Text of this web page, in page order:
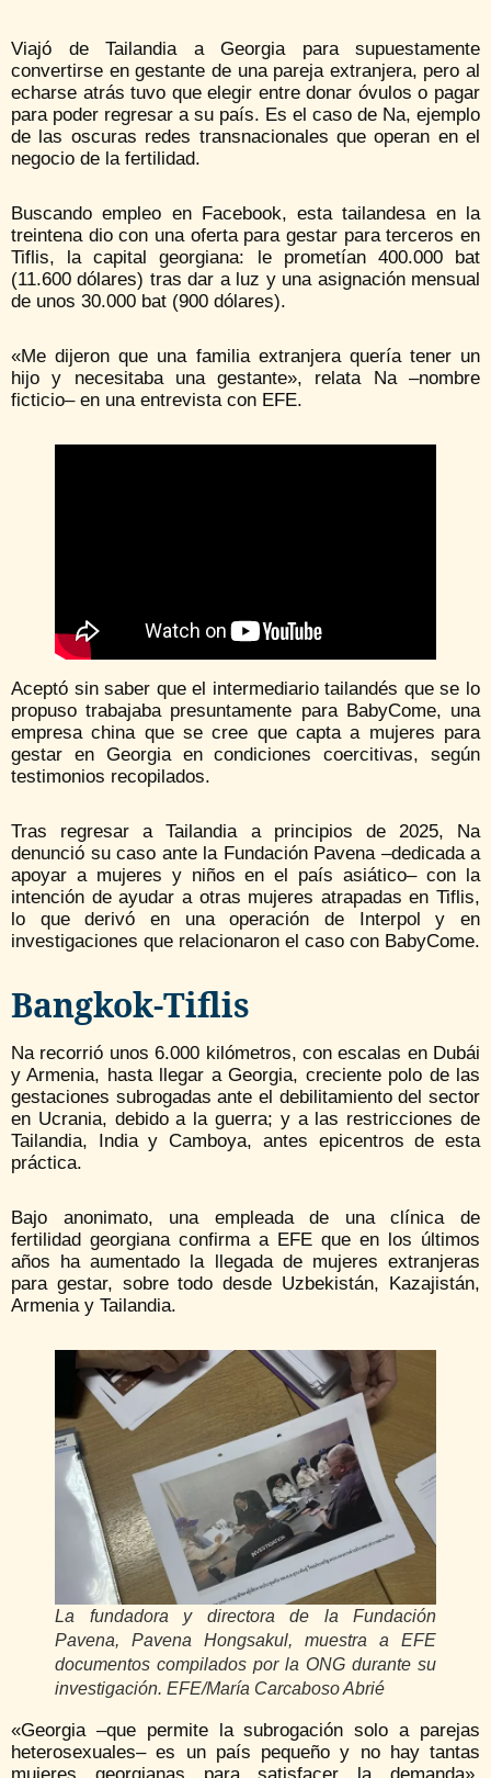
Viajó de Tailandia a Georgia para supuestamente
convertirse en gestante de una pareja extranjera, pero al
echarse atrás tuvo que elegir entre donar óvulos o pagar
para poder regresar a su país. Es el caso de Na, ejemplo
de las oscuras redes transnacionales que operan en el
negocio de la fertilidad.
Buscando empleo en Facebook, esta tailandesa en la
treintena dio con una oferta para gestar para terceros en
Tiflis, la capital georgiana: le prometían 400.000 bat
(11.600 dólares) tras dar a luz y una asignación mensual
de unos 30.000 bat (900 dólares).
«Me dijeron que una familia extranjera quería tener un
hijo y necesitaba una gestante», relata Na –nombre
ficticio– en una entrevista con EFE.
Aceptó sin saber que el intermediario tailandés que se lo
propuso trabajaba presuntamente para BabyCome, una
empresa china que se cree que capta a mujeres para
gestar en Georgia en condiciones coercitivas, según
testimonios recopilados.
Tras regresar a Tailandia a principios de 2025, Na
denunció su caso ante la Fundación Pavena –dedicada a
apoyar a mujeres y niños en el país asiático– con la
intención de ayudar a otras mujeres atrapadas en Tiflis,
lo que derivó en una operación de Interpol y en
investigaciones que relacionaron el caso con BabyCome.
Bangkok-Tiflis
Na recorrió unos 6.000 kilómetros, con escalas en Dubái
y Armenia, hasta llegar a Georgia, creciente polo de las
gestaciones subrogadas ante el debilitamiento del sector
en Ucrania, debido a la guerra; y a las restricciones de
Tailandia, India y Camboya, antes epicentros de esta
práctica.
Bajo anonimato, una empleada de una clínica de
fertilidad georgiana confirma a EFE que en los últimos
años ha aumentado la llegada de mujeres extranjeras
para gestar, sobre todo desde Uzbekistán, Kazajistán,
Armenia y Tailandia.
La fundadora y directora de la Fundación
Pavena, Pavena Hongsakul, muestra a EFE
documentos compilados por la ONG durante su
investigación. EFE/María Carcaboso Abrié
«Georgia –que permite la subrogación solo a parejas
heterosexuales– es un país pequeño y no hay tantas